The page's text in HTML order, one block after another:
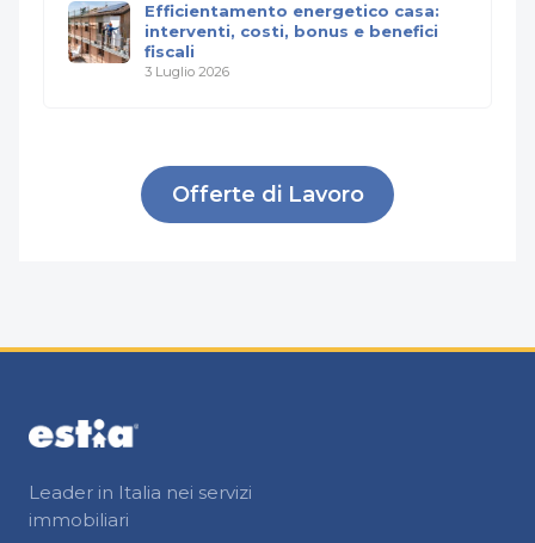
Efficientamento energetico casa:
interventi, costi, bonus e benefici
fiscali
3 Luglio 2026
Offerte di Lavoro
Leader in Italia nei servizi
immobiliari